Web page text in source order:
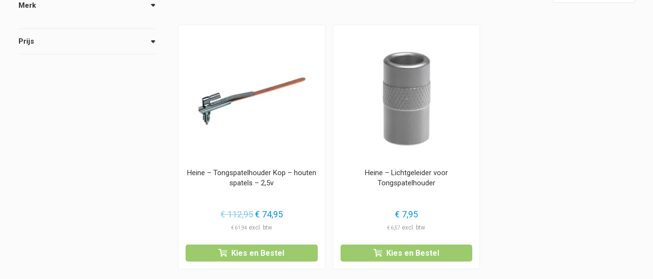
Merk
Prijs
Heine – Tongspatelhouder Kop – houten
spatels – 2,5v
€112,95 Oorspronkelijke
prijs
€ 112,95.
€ 74,95Huidige
€ 74,95.
€61,94
Kies en Bestel
Heine – Lichtgeleider voor
Tongspatelhouder
€ 7,95
€ 6,57
Kies en Bestel